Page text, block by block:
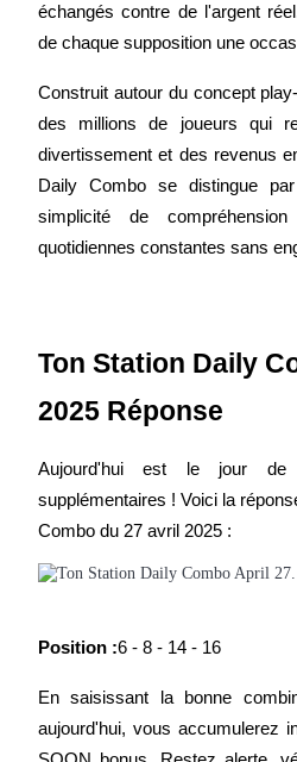
Copie de Trading
Rejoignez les meilleurs traders
Profitez du partage des
trading
Information
échangés contre de l'argent
de chaque supposition une
Construit autour du concept
des millions de joueurs qui
divertissement et des revenus
Daily Combo se distingue
simplicité de
quotidiennes constantes sans
Ton Station Daily
Aujourd'hui est le jour de
supplémentaires ! Voici la
Combo du 27 avril 2025 :
Position :6 - 8 - 14 - 16
En saisissant la bonne
aujourd'hui, vous accumulerez